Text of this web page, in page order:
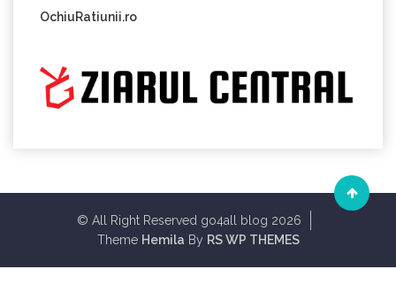
OchiuRatiunii.ro
© All Right Reserved go4all blog 2026
Theme Hemila By RS WP THEMES